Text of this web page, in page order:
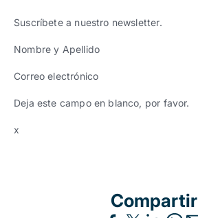
Suscríbete a nuestro newsletter.
Nombre y Apellido
Correo electrónico
Deja este campo en blanco, por favor.
x
Compartir